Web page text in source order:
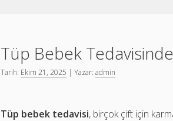
Tüp Bebek
Tarih: Ekim 21, 2025 | Yazar:admin
Tüp bebek tedavisi, birçok çift için